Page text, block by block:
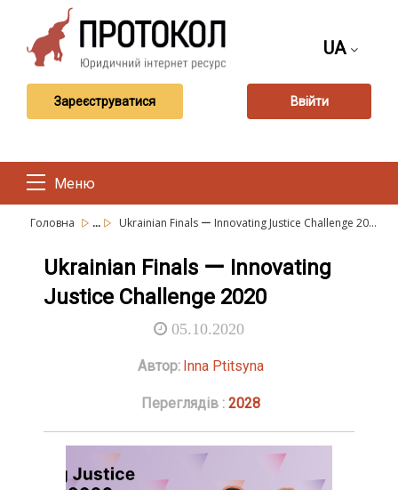
UA
Зареєструватися Ввійти
Меню
Головна ... Ukrainian Finals ー Innovating Justice Challenge 20...
Ukrainian Finals ー Innovating
Justice Challenge 2020
05.10.2020
Автор: Inna Ptitsyna
Переглядів :2028